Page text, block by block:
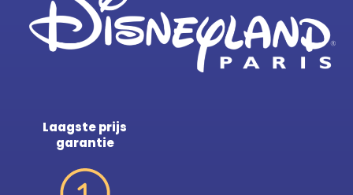
Laagste prijs
garantie